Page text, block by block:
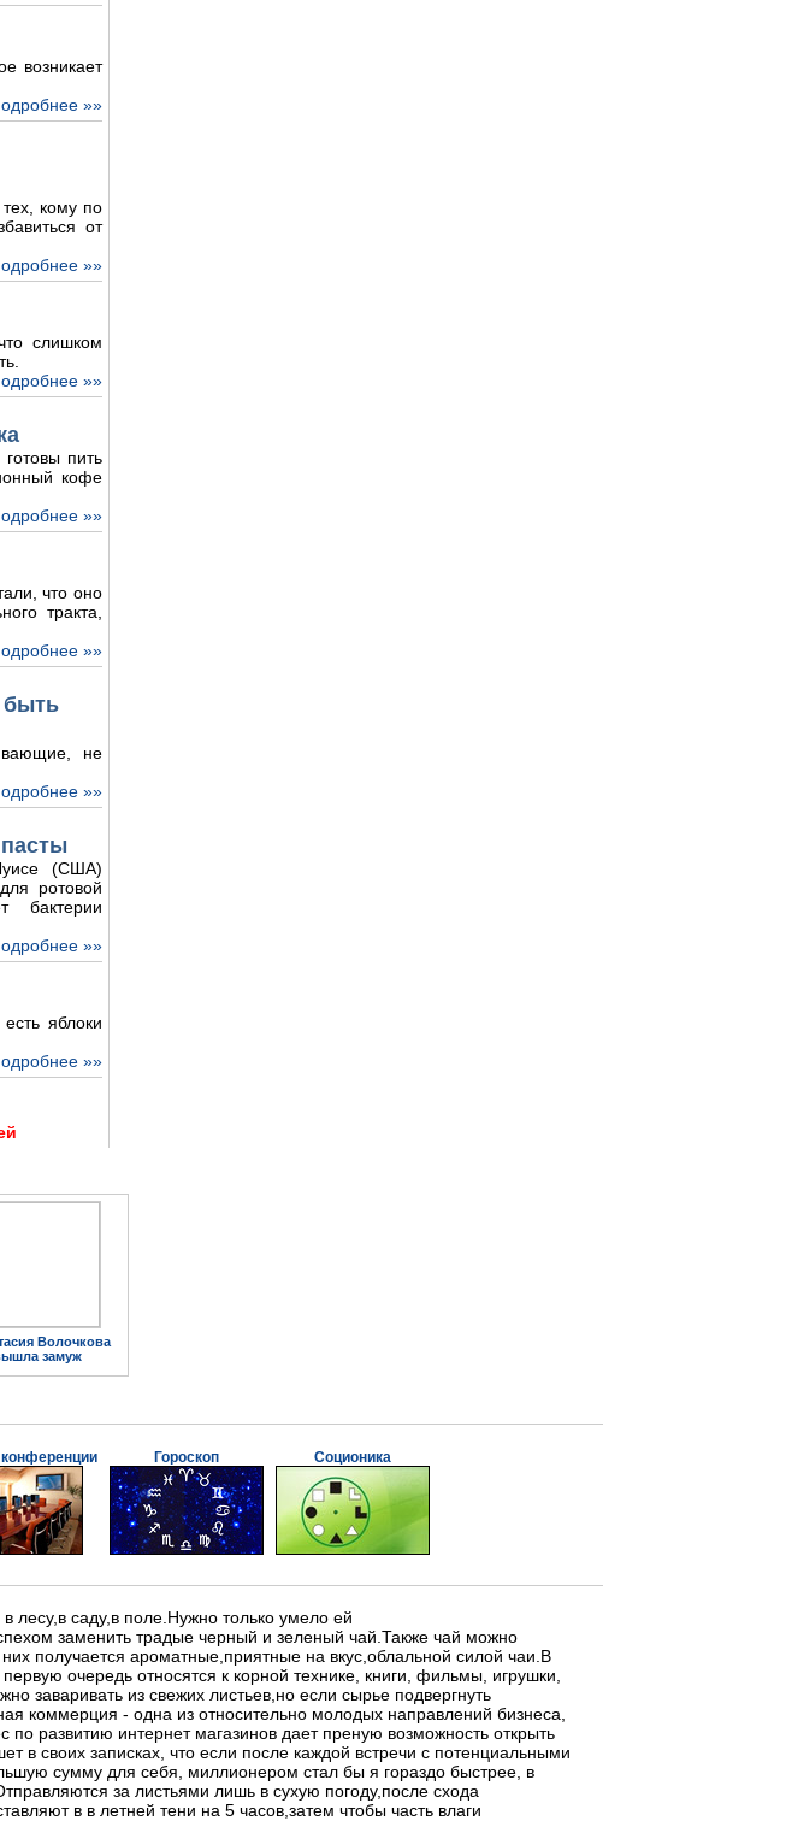
возникает
»»
кому по
от
»»
слишком
»»
пить
кофе
»»
что оно
тракта,
»»
быть
не
»»
(США)
ротовой
бактерии
»»
яблоки
»»
Волочкова
замуж
Гороскоп Соционика
лесу,в саду,в поле.Нужно только умело ей
заменить традые черный и зеленый чай.Также чай можно
получается ароматные,приятные на вкус,облальной силой чаи.В
очередь относятся к корной технике, книги, фильмы, игрушки,
из свежих листьев,но если сырье подвергнуть
коммерция - одна из относительно молодых направлений бизнеса,
по развитию интернет магазинов дает преную возможность открыть
в своих записках, что если после каждой встречи с потенциальными
сумму для себя, миллионером стал бы я гораздо быстрее, в
за листьями лишь в сухую погоду,после схода
в в летней тени на 5 часов,затем чтобы часть влаги